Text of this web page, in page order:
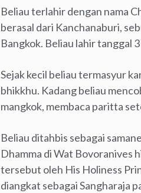
Beliau terlahir dengan nama
berasal dari Kanchanaburi,
Bangkok. Beliau lahir tanggal
Sejak kecil beliau termasyur
bhikkhu. Kadang beliau
mangkok, membaca paritta
Beliau ditahbis sebagai
Dhamma di Wat Bovoranives
tersebut oleh His Holiness
diangkat sebagai Sangharaja